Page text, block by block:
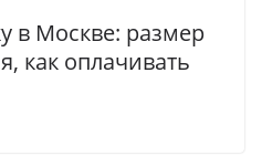
в Москве: размер
как оплачивать